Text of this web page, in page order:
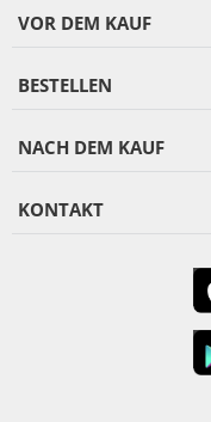
VOR DEM KAUF
BESTELLEN
NACH DEM KAUF
KONTAKT